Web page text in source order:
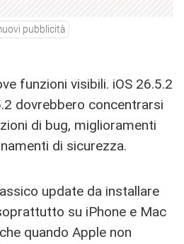
pubblicità
funzioni visibili. iOS 26.5.2
dovrebbero concentrarsi
di bug, miglioramenti
di sicurezza.
update da installare
su iPhone e Mac
quando Apple non